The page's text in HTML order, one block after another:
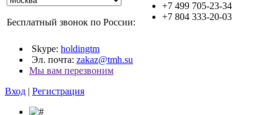
+7 499 705-23-34
+7 804 333-20-03
Бесплатный звонок по России:
Skype: holdingtm
Эл. почта: zakaz@tmh.su
Мы вам перезвоним
Вход | Регистрация